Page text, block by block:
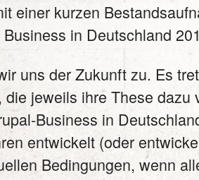
einer kurzen
in Deutschland
uns der Zukunft zu. Es
die jeweils ihre These dazu
Business in
entwickelt (oder
Bedingungen, wenn